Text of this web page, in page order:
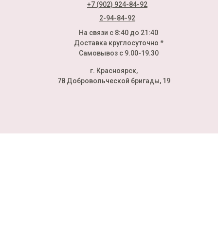
На связи с 8:40 до 21:40
Доставка круглосуточно *
Самовывоз с 9.00-19.30
г. Красноярск,
78 Добровольческой бригады, 19
+7 (902) 924-84-92
2-94-84-92